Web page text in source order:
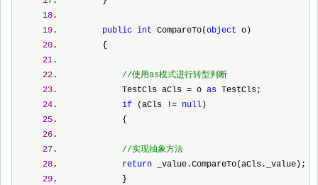
18.
19. public int CompareTo(object o)
20.         {
21.
22. //使用as模式进行转型判断
23.             TestCls aCls = o as TestCls;
24. if (aCls != null )
25.             {
26.
27. //实现抽象方法
28. return _value.CompareTo(aCls._value);
29.             }